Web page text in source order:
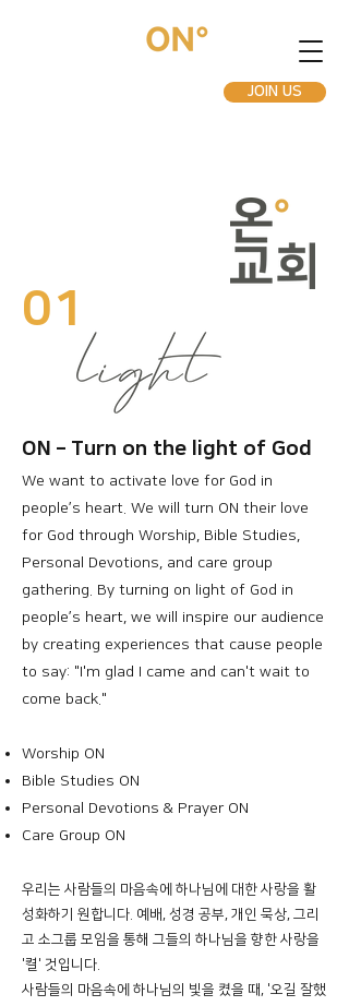
JOIN US
01
ON – Turn on the light of God
We want to activate love for God in
people’s heart. We will turn ON their love
for God through Worship, Bible Studies,
Personal Devotions, and care group
gathering. By turning on light of God in
people’s heart, we will inspire our audience
by creating experiences that cause people
to say: "I'm glad I came and can't wait to
come back."
Worship ON
Bible Studies ON
Personal Devotions & Prayer ON
Care Group ON
우리는 사람들의 마음속에 하나님에 대한 사랑을 활
성화하기 원합니다. 예배, 성경 공부, 개인 묵상, 그리
고 소그룹 모임을 통해 그들의 하나님을 향한 사랑을
'켤' 것입니다.
사람들의 마음속에 하나님의 빛을 켰을 때, '오길 잘했